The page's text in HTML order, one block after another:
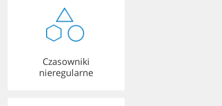
Czasowniki
nieregularne